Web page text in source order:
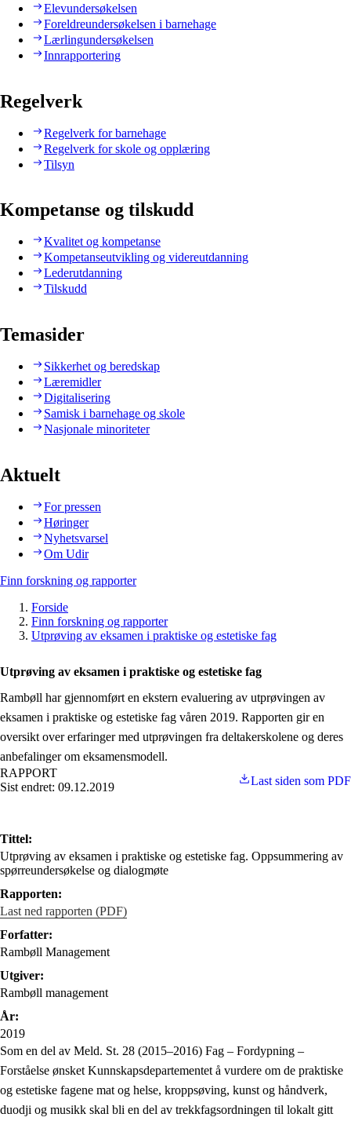
Elevundersøkelsen
Foreldreundersøkelsen i barnehage
Lærlingundersøkelsen
Innrapportering
Regelverk
Regelverk for barnehage
Regelverk for skole og opplæring
Tilsyn
Kompetanse og tilskudd
Kvalitet og kompetanse
Kompetanseutvikling og videreutdanning
Lederutdanning
Tilskudd
Temasider
Sikkerhet og beredskap
Læremidler
Digitalisering
Samisk i barnehage og skole
Nasjonale minoriteter
Aktuelt
For pressen
Høringer
Nyhetsvarsel
Om Udir
Finn forskning og rapporter
Forside
Finn forskning og rapporter
Utprøving av eksamen i praktiske og estetiske fag
Utprøving av eksamen i praktiske og estetiske fag
Rambøll har gjennomført en ekstern evaluering av utprøvingen av
eksamen i praktiske og estetiske fag våren 2019. Rapporten gir en
oversikt over erfaringer med utprøvingen fra deltakerskolene og deres
anbefalinger om eksamensmodell.
RAPPORT
Sist endret: 09.12.2019
Last siden som PDF
Tittel:
Utprøving av eksamen i praktiske og estetiske fag. Oppsummering av
spørreundersøkelse og dialogmøte
Rapporten:
Last ned rapporten (PDF)
Forfatter:
Rambøll Management
Utgiver:
Rambøll management
År:
2019
Som en del av Meld. St. 28 (2015–2016) Fag – Fordypning –
Forståelse ønsket Kunnskapsdepartementet å vurdere om de praktiske
og estetiske fagene mat og helse, kroppsøving, kunst og håndverk,
duodji og musikk skal bli en del av trekkfagsordningen til lokalt gitt